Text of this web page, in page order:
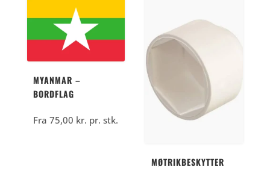
MYANMAR –
BORDFLAG
Fra 75,00 kr. pr. stk.
MØTRIKBESKYTTER